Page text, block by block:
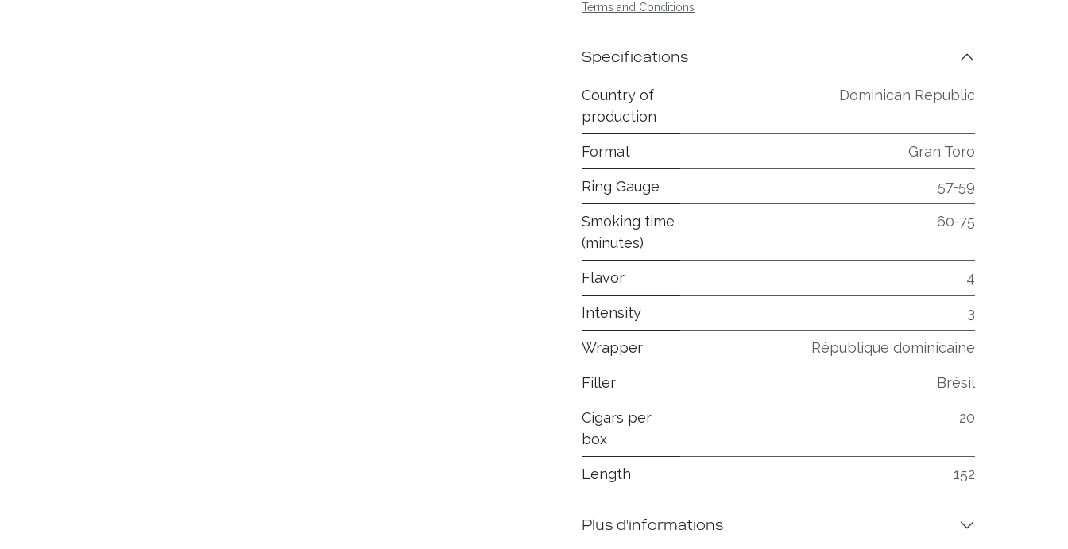
Terms and Conditions
Specifications
Country of
production
Dominican Republic
Format Gran Toro
Ring Gauge 57-59
Smoking time
(minutes)
60-75
Flavor 4
Intensity 3
Wrapper République dominicaine
Filler Brésil
Cigars per
box
20
Length 152
Plus d'informations